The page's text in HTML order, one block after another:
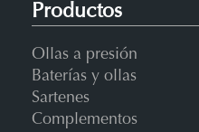
Productos
Ollas a presión
Baterías y ollas
Sartenes
Complementos